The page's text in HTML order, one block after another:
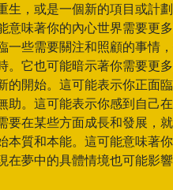
生，或是一個新的項目或計
味著你的內心世界需要更
一些需要關注和照顧的事情
。它也可能暗示著你需要更
開始。這可能表示你正面
。這可能表示你感到自己
在某些方面成長和發展，
本質和本能。這可能意味著
在夢中的具體情境也可能影